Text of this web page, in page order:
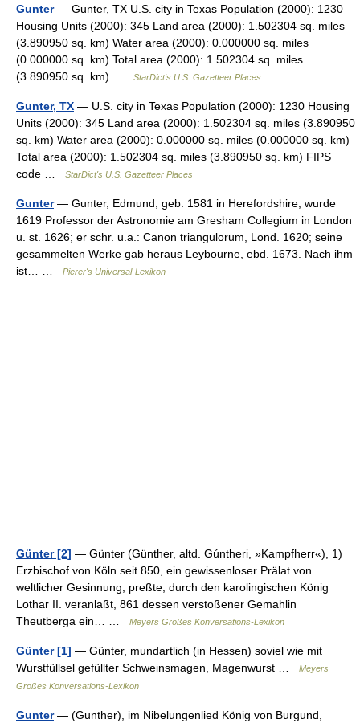
Gunter— Gunter, TX U.S. city in Texas Population (2000): 1230
Housing Units (2000): 345 Land area (2000): 1.502304 sq. miles
(3.890950 sq. km) Water area (2000): 0.000000 sq. miles
(0.000000 sq. km) Total area (2000): 1.502304 sq. miles
(3.890950 sq. km) …
StarDict's U.S. Gazetteer Places
Gunter, TX — U.S. city in Texas Population (2000): 1230 Housing
Units (2000): 345 Land area (2000): 1.502304 sq. miles (3.890950
sq. km) Water area (2000): 0.000000 sq. miles (0.000000 sq. km)
Total area (2000): 1.502304 sq. miles (3.890950 sq. km) FIPS
code …
StarDict's U.S. Gazetteer Places
Gunter— Gunter, Edmund, geb. 1581 in Herefordshire; wurde
1619 Professor der Astronomie am Gresham Collegium in London
u. st. 1626; er schr. u.a.: Canon triangulorum, Lond. 1620; seine
gesammelten Werke gab heraus Leybourne, ebd. 1673. Nach ihm
ist… …
Pierer's Universal-Lexikon
Günter [2] — Günter (Günther, altd. Gúntheri, »Kampfherr«), 1)
Erzbischof von Köln seit 850, ein gewissenloser Prälat von
weltlicher Gesinnung, preßte, durch den karolingischen König
Lothar II. veranlaßt, 861 dessen verstoßener Gemahlin
Theutberga ein… …
Meyers Großes Konversations-Lexikon
Günter [1] — Günter, mundartlich (in Hessen) soviel wie mit
Wurstfüllsel gefüllter Schweinsmagen, Magenwurst …
Meyers
Großes Konversations-Lexikon
Gunter— (Gunther), im Nibelungenlied König von Burgund,